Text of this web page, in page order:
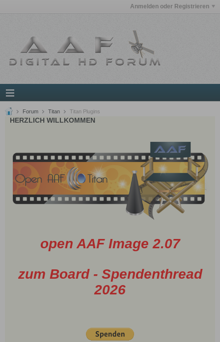
Anmelden oder Registrieren
Forum Titan Titan Plugins
HERZLICH WILLKOMMEN
open AAF Image 2.07
zum Board - Spendenthread
2026